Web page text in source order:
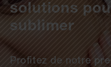
solutions
sublimer
Profitez de notre